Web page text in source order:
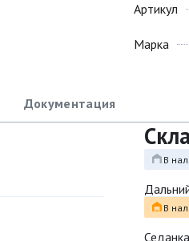
Артикул
Марка
Документация
В
В
Седанка